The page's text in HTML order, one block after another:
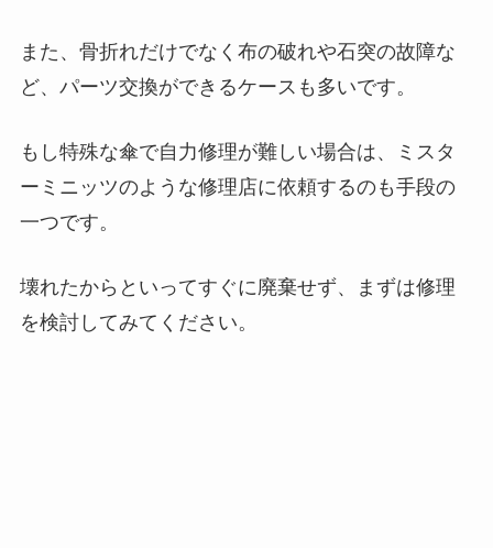
また、骨折れだけでなく布の破れや石突の故障な
ど、パーツ交換ができるケースも多いです。
もし特殊な傘で自力修理が難しい場合は、ミスタ
ーミニッツのような修理店に依頼するのも手段の
一つです。
壊れたからといってすぐに廃棄せず、まずは修理
を検討してみてください。